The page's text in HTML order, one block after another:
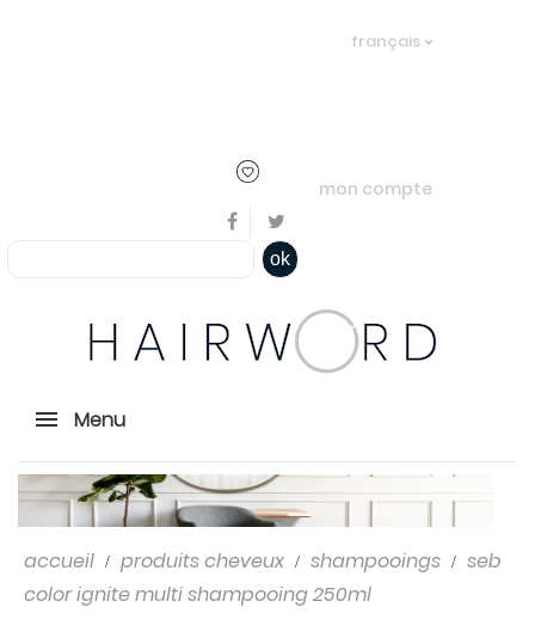
français
mon compte
ok
Menu
accueil produits cheveux shampooings
seb
color ignite multi shampooing 250ml